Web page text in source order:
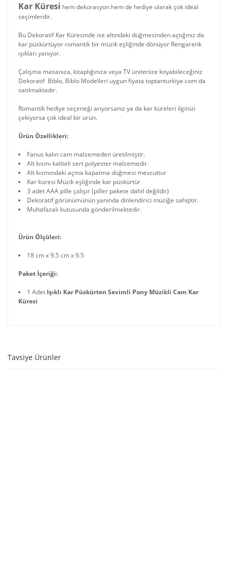
Kar Küresi hem dekorasyon hem de hediye olarak çok ideal
seçimlerdir.
Bu Dekoratif Kar Küresinde ise altındaki düğmesinden açtığınız da
kar püskürtüyor romantik bir müzik eşliğinde dönüyor Rengarenk
ışıkları yanıyor.
Çalışma masanıza, kitaplığınıza veya TV ünitenize koyabileceğiniz
Dekoratif Biblo, Biblo Modelleri uygun fiyata toptanturkiye.com da
satılmaktadır.
Romantik hediye seçeneği arıyorsanız ya da kar küreleri ilginizi
çekiyorsa çok ideal bir ürün.
Ürün Özellikleri:
Fanus kalın cam malzemeden üretilmiştir.
Alt kısmı kaliteli sert polyester malzemedir.
Alt kısmındaki açma kapatma düğmesi mevcuttur
Kar küresi Müzik eşliğinde kar püskürtür
3 adet AAA pille çalışır (piller pakete dahil değildir)
Dekoratif görünümünün yanında dinlendirici müziğe sahiptir.
Muhafazalı kutusunda gönderilmektedir.
Ürün Ölçüleri:
18 cm x 9.5 cm x 9.5
Paket İçeriği:
1 Adet Işıklı Kar Püskürten Sevimli Pony Müzikli Cam Kar
Küresi
Tavsiye Ürünler